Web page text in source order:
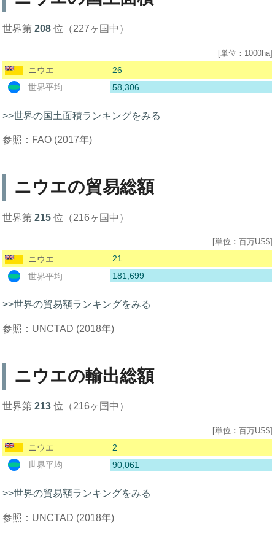
世界第208 位（227ヶ国中）
[単位：1000ha]
ニウエ
26
世界平均
58,306
>>世界の国土面積ランキングをみる
参照：FAO (2017年)
ニウエの貿易総額
世界第215 位（216ヶ国中）
[単位：百万US$]
ニウエ
21
世界平均
181,699
>>世界の貿易額ランキングをみる
参照：UNCTAD (2018年)
ニウエの輸出総額
世界第213 位（216ヶ国中）
[単位：百万US$]
ニウエ
2
世界平均
90,061
>>世界の貿易額ランキングをみる
参照：UNCTAD (2018年)